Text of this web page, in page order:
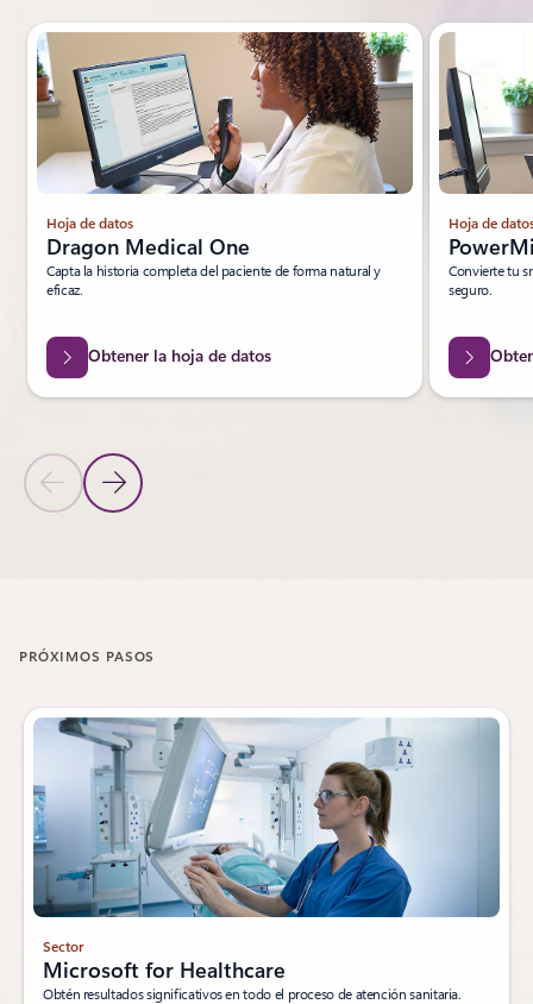
Mostrar diapositiva 1 de 4
Diapositiva anterior
Diapositiva siguiente
Hoja de datos
Dragon Medical One
Capta la historia completa del paciente de forma natural y
eficaz.
Obtener la hoja de datos
Hoja de
Convierte tu
seguro.
PRÓXIMOS PASOS
Sector
Microsoft for Healthcare
Obtén resultados significativos en todo el proceso de atención sanitaria.